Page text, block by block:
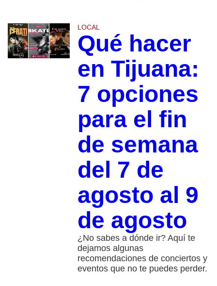
LOCAL
Qué hacer
en Tijuana:
7 opciones
para el fin
de semana
del 7 de
agosto al 9
de agosto
¿No sabes a dónde ir? Aquí te
dejamos algunas
recomendaciones de conciertos y
eventos que no te puedes perder.